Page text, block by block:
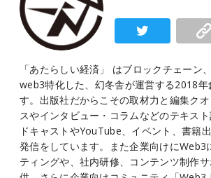
「あたらしい経済」 はブロックチェーン
web3特化した、幻冬舎が運営する2018
す。出版社だからこその取材力と編集ク
スやインタビュー・コラムなどのテキス
ドキャストやYouTube、イベント、書籍
発信をしています。また企業向けにWeb3
ティングや、社内研修、コンテンツ制作